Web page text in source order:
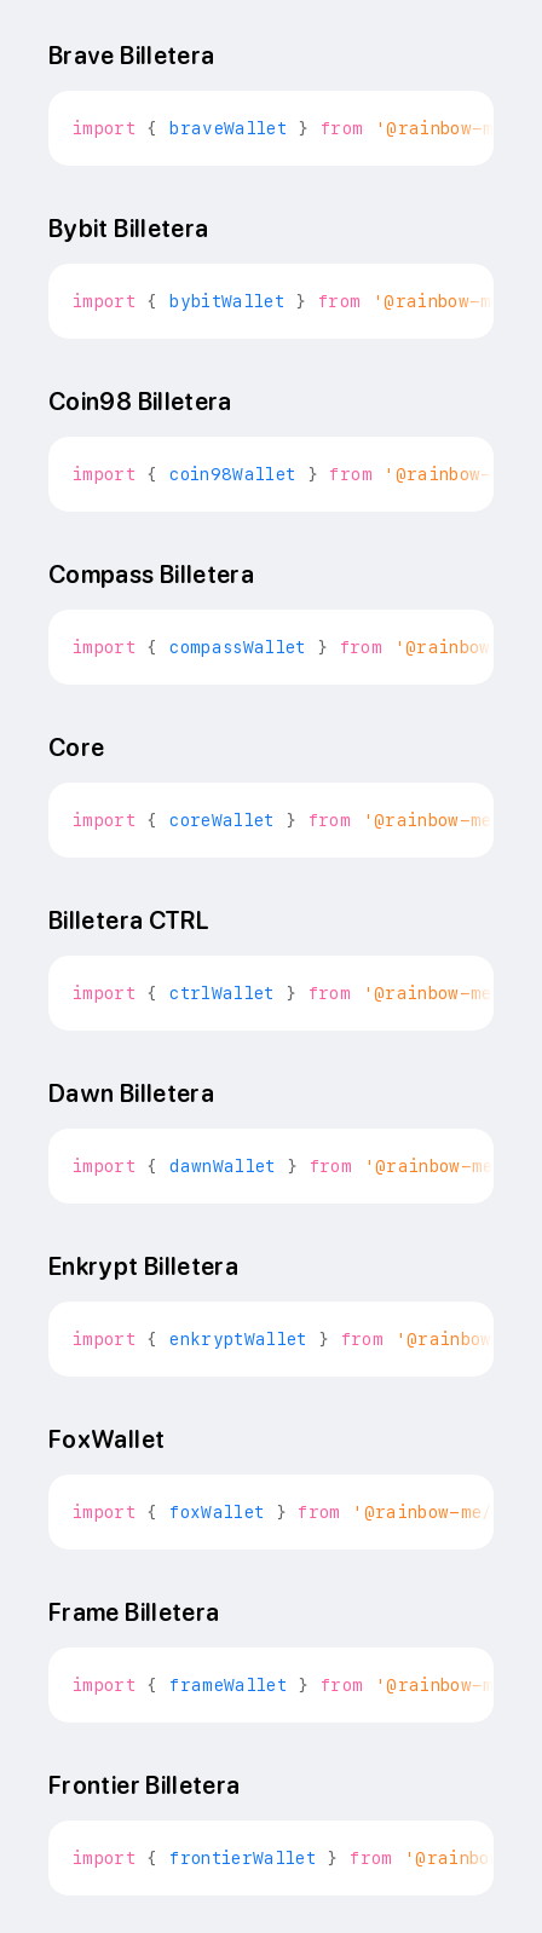
Brave Billetera
import { braveWallet } from '@rainbow-me/
Bybit Billetera
import { bybitWallet } from '@rainbow-me/
Coin98 Billetera
import { coin98Wallet } from '@rainbow-
Compass Billetera
import { compassWallet } from '@rainbow-
Core
import { coreWallet } from '@rainbow-me/
Billetera CTRL
import { ctrlWallet } from '@rainbow-me/
Dawn Billetera
import { dawnWallet } from '@rainbow-me/
Enkrypt Billetera
import { enkryptWallet } from '@rainbow-
FoxWallet
import { foxWallet } from '@rainbow-me/
Frame Billetera
import { frameWallet } from '@rainbow-me/
Frontier Billetera
import { frontierWallet } from '@rainbow-